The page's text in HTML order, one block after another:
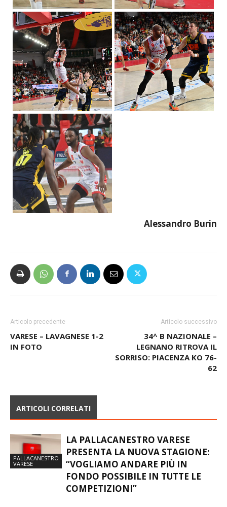
Alessandro Burin
Articolo precedente
VARESE – LAVAGNESE 1-2
IN FOTO
Articolo successivo
34^ B NAZIONALE –
LEGNANO RITROVA IL
SORRISO: PIACENZA KO 76-
62
ARTICOLI CORRELATI
PALLACANESTRO
VARESE
LA PALLACANESTRO VARESE
PRESENTA LA NUOVA STAGIONE:
“VOGLIAMO ANDARE PIÙ IN
FONDO POSSIBILE IN TUTTE LE
COMPETIZIONI”